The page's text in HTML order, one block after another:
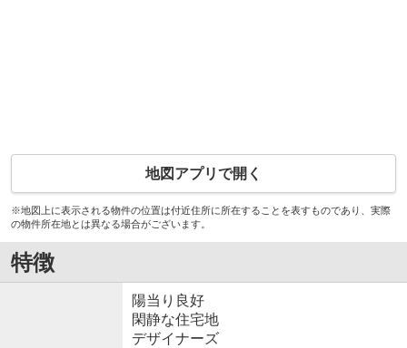
地図アプリで開く
※地図上に表示される物件の位置は付近住所に所在することを表すものであり、実際
の物件所在地とは異なる場合がございます。
特徴
陽当り良好
閑静な住宅地
デザイナーズ